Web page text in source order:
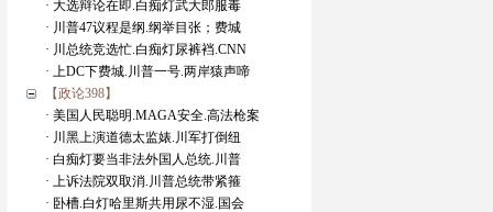
· 大选辩论在即.白痴灯武大郎服毒
· 川普47议程是纲.纲举目张；费城
· 川总统竞选忙.白痴灯尿裤裆.CNN
· 上DC下费城.川普一号.两岸猿声啼
【政论398】
· 美国人民聪明.MAGA安全.高法枪案
· 川黑上演道德太监婊.川军打倒纽
· 白痴灯要当非法外国人总统.川普
· 上诉法院双取消.川普总统带紧箍
· 卧槽.白灯哈里斯共用尿不湿.国会